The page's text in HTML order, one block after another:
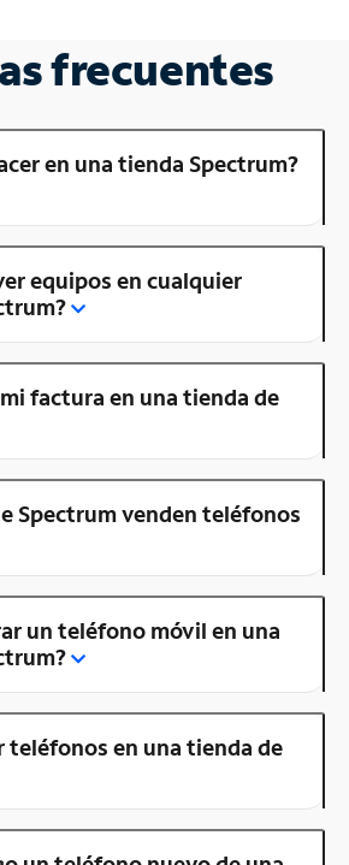
frecuentes
en una tienda Spectrum?
equipos en cualquier
factura en una tienda de
Spectrum venden teléfonos
un teléfono móvil en una
teléfonos en una tienda de